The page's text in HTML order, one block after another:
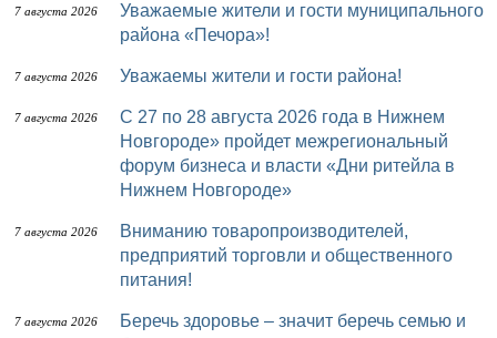
7 августа 2026
Уважаемые жители и гости муниципального
района «Печора»!
7 августа 2026 Уважаемы жители и гости района!
7 августа 2026
с 27 по 28 августа 2026 года в Нижнем
Новгороде» пройдет межрегиональный
форум бизнеса и власти «Дни ритейла в
Нижнем Новгороде»
7 августа 2026
Вниманию товаропроизводителей,
предприятий торговли и общественного
питания!
7 августа 2026
Беречь здоровье – значит беречь семью и